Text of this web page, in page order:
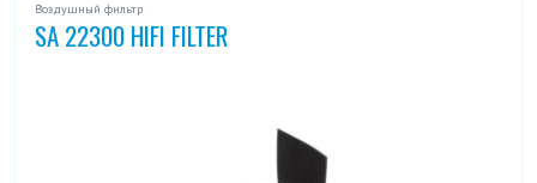
Воздушный фильтр
SA 22300 HIFI FILTER